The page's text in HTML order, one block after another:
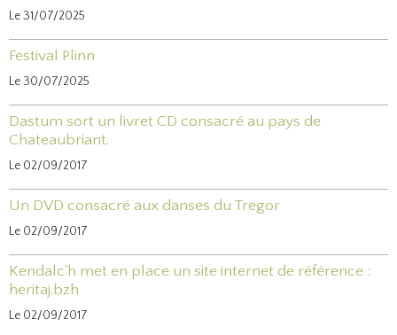
Le 31/07/2025
Festival Plinn
Le 30/07/2025
Dastum sort un livret CD consacré au pays de
Chateaubriant.
Le 02/09/2017
Un DVD consacré aux danses du Tregor
Le 02/09/2017
Kendalc'h met en place un site internet de référence :
heritaj.bzh
Le 02/09/2017